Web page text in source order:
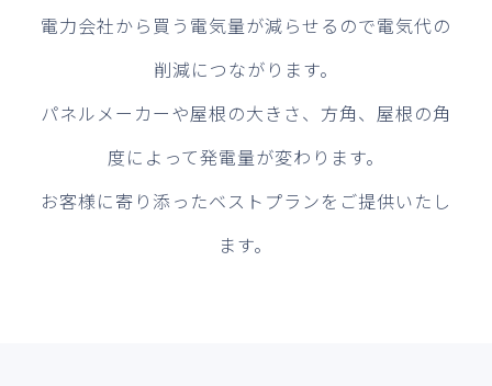
電力会社から買う電気量が減らせるので電気代の
削減につながります。
パネルメーカーや屋根の大きさ、方角、屋根の角
度によって発電量が変わります。
お客様に寄り添ったベストプランをご提供いたし
ます。